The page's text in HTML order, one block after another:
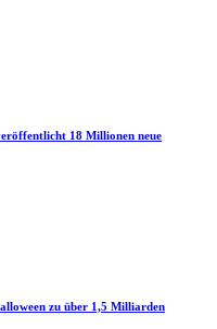
18 Millionen neue
zu über 1,5 Milliarden